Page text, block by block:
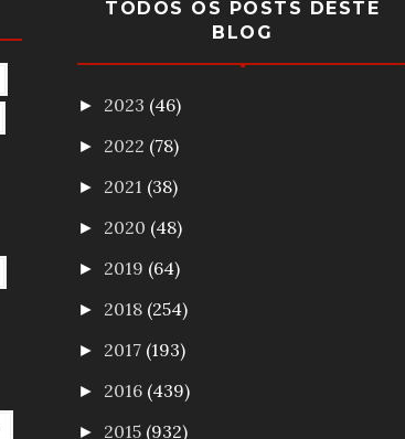
TODOS OS POSTS DESTE
BLOG
► 2023 (46)
► 2022 (78)
► 2021 (38)
► 2020 (48)
► 2019 (64)
► 2018 (254)
► 2017 (193)
► 2016 (439)
► 2015 (932)